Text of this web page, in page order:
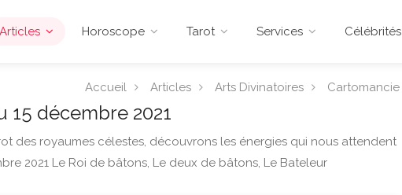
Articles Horoscope Tarot Services Célébrités
Accueil Articles Arts Divinatoires Cartomancie
15 décembre 2021
des royaumes célestes, découvrons les énergies qui nous attendent
2021 Le Roi de bâtons, Le deux de bâtons, Le Bateleur